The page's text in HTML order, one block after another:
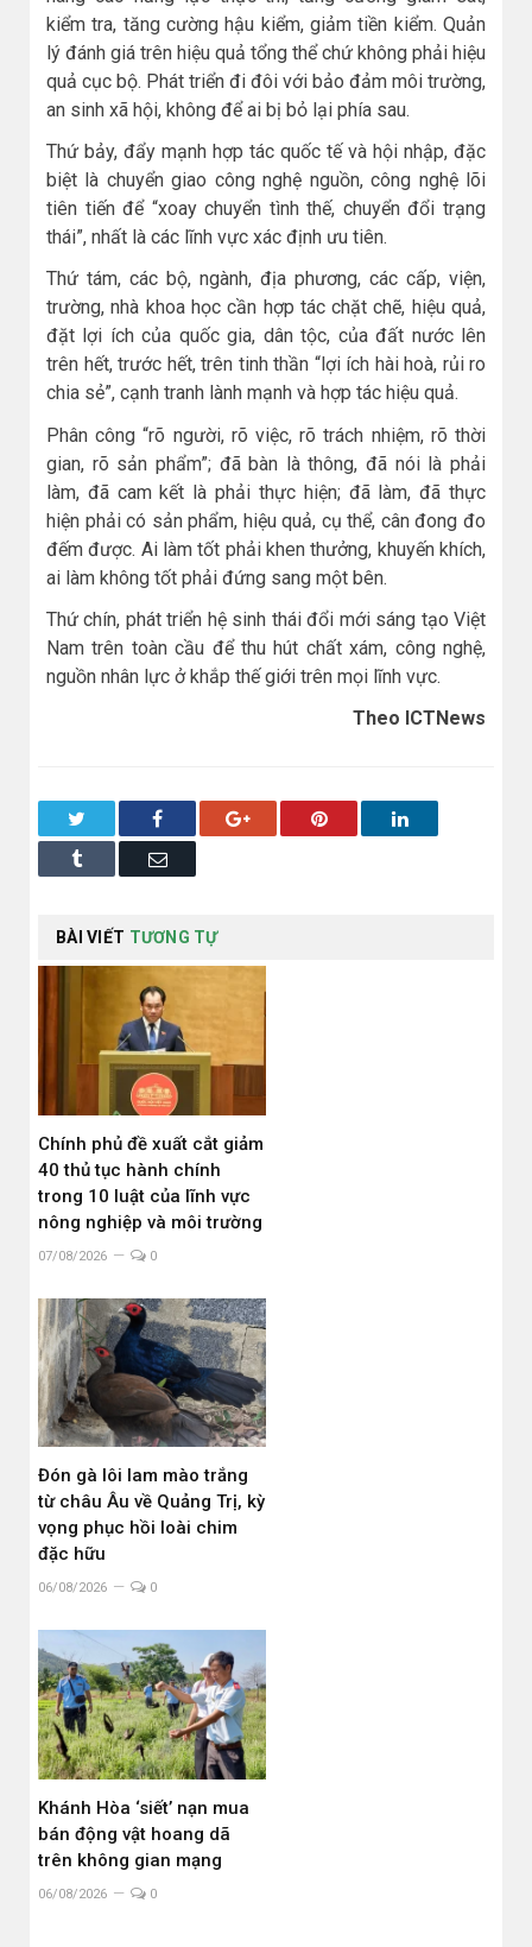
kiểm tra, tăng cường hậu kiểm, giảm tiền kiểm. Quản
lý đánh giá trên hiệu quả tổng thể chứ không phải hiệu
quả cục bộ. Phát triển đi đôi với bảo đảm môi trường,
an sinh xã hội, không để ai bị bỏ lại phía sau.
Thứ bảy, đẩy mạnh hợp tác quốc tế và hội nhập, đặc
biệt là chuyển giao công nghệ nguồn, công nghệ lõi
tiên tiến để “xoay chuyển tình thế, chuyển đổi trạng
thái”, nhất là các lĩnh vực xác định ưu tiên.
Thứ tám, các bộ, ngành, địa phương, các cấp, viện,
trường, nhà khoa học cần hợp tác chặt chẽ, hiệu quả,
đặt lợi ích của quốc gia, dân tộc, của đất nước lên
trên hết, trước hết, trên tinh thần “lợi ích hài hoà, rủi ro
chia sẻ”, cạnh tranh lành mạnh và hợp tác hiệu quả.
Phân công “rõ người, rõ việc, rõ trách nhiệm, rõ thời
gian, rõ sản phẩm”; đã bàn là thông, đã nói là phải
làm, đã cam kết là phải thực hiện; đã làm, đã thực
hiện phải có sản phẩm, hiệu quả, cụ thể, cân đong đo
đếm được. Ai làm tốt phải khen thưởng, khuyến khích,
ai làm không tốt phải đứng sang một bên.
Thứ chín, phát triển hệ sinh thái đổi mới sáng tạo Việt
Nam trên toàn cầu để thu hút chất xám, công nghệ,
nguồn nhân lực ở khắp thế giới trên mọi lĩnh vực.
Theo ICTNews
Facebook Google+ Pinterest LinkedIn
Tumblr Email
BÀI VIẾT TƯƠNG TỰ
Chính phủ đề xuất cắt giảm
40 thủ tục hành chính
trong 10 luật của lĩnh vực
nông nghiệp và môi trường
07/08/2026 0
Đón gà lôi lam mào trắng
từ châu Âu về Quảng Trị, kỳ
vọng phục hồi loài chim
đặc hữu
06/08/2026 0
Khánh Hòa ‘siết’ nạn mua
bán động vật hoang dã
trên không gian mạng
06/08/2026 0